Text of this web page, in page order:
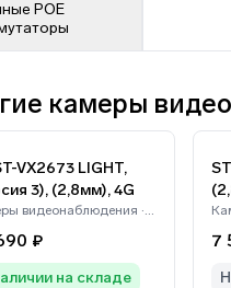
POE
камеры
VX2673 LIGHT,
3), (2,8мм), 4G
Камеры видеонаблюдения · ST
₽
на складе
7